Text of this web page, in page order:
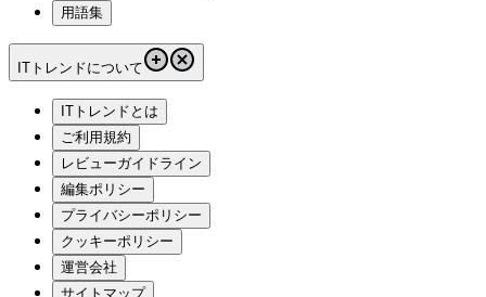
用語集
ITトレンドについて
ITトレンドとは
ご利用規約
レビューガイドライン
編集ポリシー
プライバシーポリシー
クッキーポリシー
運営会社
サイトマップ